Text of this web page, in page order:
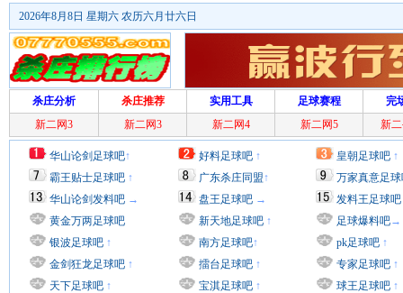
2026年8月8日 星期六 农历六月廿六日
杀庄分析 杀庄推荐 实用工具 足球赛程
完
新二网3
新二网3 新二网4 新二网5 新
华山论剑足球吧↑
霸王贴士足球吧 ↑
华山论剑发料吧 →
黄金万两足球吧
银波足球吧 ↑
金剑狂龙足球吧 ↑
天下足球吧 ↑
好料足球吧 ↑
广东杀庄同盟↑
盘王足球吧 →
新天地足球吧 ↑
南方足球吧↑
擂台足球吧 ↑
宝淇足球吧 ↑
皇朝足球吧 ↑
万家真意足
发料王足球吧
足球爆料吧→
pk足球吧 ↑
专家足球吧 ↑
球王足球吧 ↑